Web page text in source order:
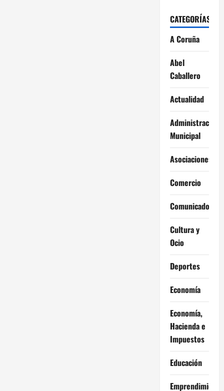
CATEGORÍAS
A Coruña
Abel
Caballero
Actualidad
Administración
Municipal
Asociaciones
Comercio
Comunicados
Cultura y
Ocio
Deportes
Economía
Economía,
Hacienda e
Impuestos
Educación
Emprendimiento